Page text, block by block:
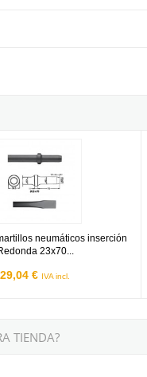
neumáticos inserción
23x70...
29,04 € IVA incl.
TIENDA?